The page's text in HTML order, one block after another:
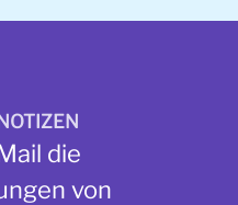
die
von